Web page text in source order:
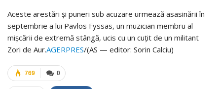
Aceste arestări și puneri sub acuzare urmează asasinării în
septembrie a lui Pavlos Fyssas, un muzician membru al
mișcării de extremă stângă, ucis cu un cuțit de un militant
Zori de Aur.AGERPRES/(AS — editor: Sorin Calciu)
0
769